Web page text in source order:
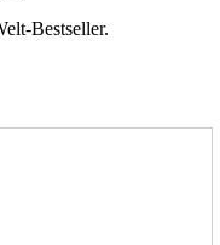
Bestseller.